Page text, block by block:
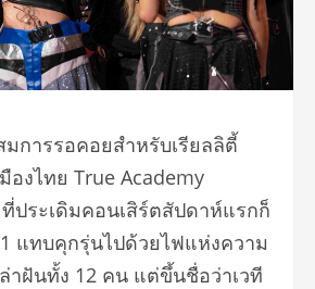
มการรอคอยสำหรับเรียลลิตี้
องไทย True Academy
ประเดิมคอนเสิร์ตสัปดาห์แรกก็
แทบคุกรุ่นไปด้วยไฟแห่งความ
าฝันทั้ง 12 คน แต่ขึ้นชื่อว่าเวที